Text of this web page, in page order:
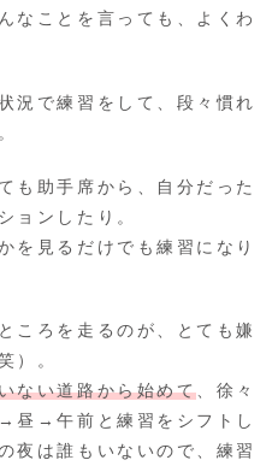
なことを言っても、よくわ
況で練習をして、段々慣れ
も助手席から、自分だった
ョンしたり。
を見るだけでも練習になり
ころを走るのが、とても嫌
）。
ない道路から始めて、徐々
昼→午前と練習をシフトし
夜は誰もいないので、練習